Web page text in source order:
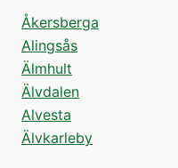
Åkersberga
Alingsås
Älmhult
Älvdalen
Alvesta
Älvkarleby